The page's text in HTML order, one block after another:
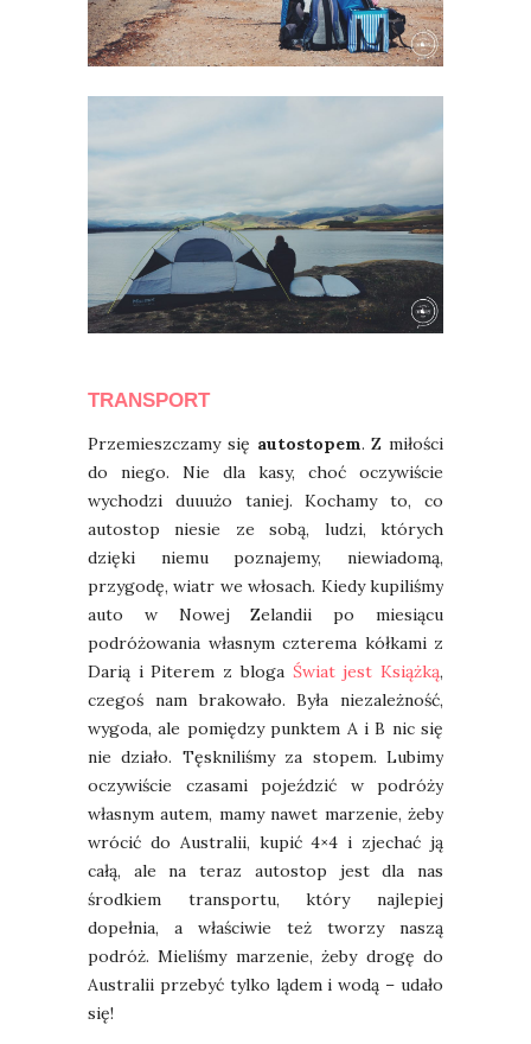
TRANSPORT
Przemieszczamy się autostopem. Z miłości
do niego. Nie dla kasy, choć oczywiście
wychodzi duuużo taniej. Kochamy to, co
autostop niesie ze sobą, ludzi, których
dzięki niemu poznajemy, niewiadomą,
przygodę, wiatr we włosach. Kiedy kupiliśmy
auto w Nowej Zelandii po miesiącu
podróżowania własnym czterema kółkami z
Darią i Piterem z blogaŚwiat jest Książką,
czegoś nam brakowało. Była niezależność,
wygoda, ale pomiędzy punktem A i B nic się
nie działo. Tęskniliśmy za stopem. Lubimy
oczywiście czasami pojeździć w podróży
własnym autem, mamy nawet marzenie, żeby
wrócić do Australii, kupić 4×4 i zjechać ją
całą, ale na teraz autostop jest dla nas
środkiem transportu, który najlepiej
dopełnia, a właściwie też tworzy naszą
podróż. Mieliśmy marzenie, żeby drogę do
Australii przebyć tylko lądem i wodą – udało
się!